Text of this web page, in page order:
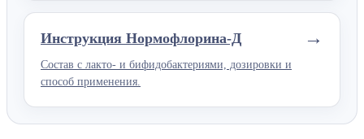
Инструкция Нормофлорина-Д
Состав с лакто- и бифидобактериями, дозировки и
способ применения.
→